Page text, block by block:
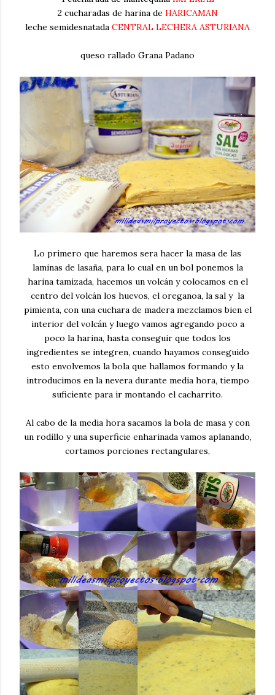
2 cucharadas de harina de HARICAMAN
leche semidesnatada CENTRAL LECHERA ASTURIANA
queso rallado Grana Padano
Lo primero que haremos sera hacer la masa de las
laminas de lasaña, para lo cual en un bol ponemos la
harina tamizada, hacemos un volcán y colocamos en el
centro del volcán los huevos, el oreganoa, la sal y la
pimienta, con una cuchara de madera mezclamos bien el
interior del volcán y luego vamos agregando poco a
poco la harina, hasta conseguir que todos los
ingredientes se integren, cuando hayamos conseguido
esto envolvemos la bola que hallamos formando y la
introducimos en la nevera durante media hora, tiempo
suficiente para ir montando el cacharrito.
Al cabo de la media hora sacamos la bola de masa y con
un rodillo y una superficie enharinada vamos aplanando,
cortamos porciones rectangulares,